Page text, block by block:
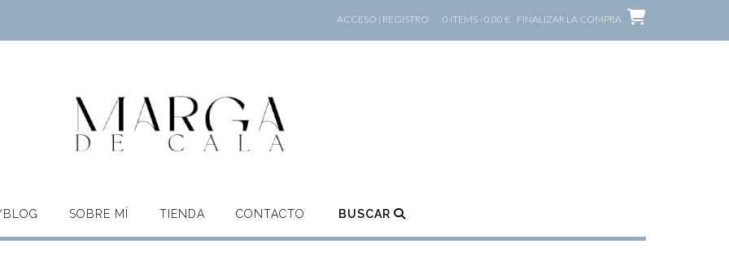
ACCESO | REGISTRO 0 ITEMS - 0,00 € FINALIZAR LA COMPRA
BLOG SOBRE MÍ TIENDA CONTACTO BUSCAR